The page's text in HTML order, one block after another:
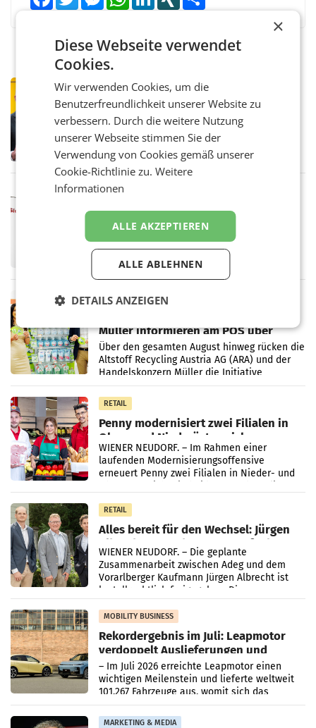
PRIMENEWS
Österreichische Post: Umsatzplus im
ersten Halbjahr trotz schwachem
Briefgeschäft
WIEN Die Österreichische Post AG hat im
von 1.544,0 Mio. EUR erwirtschaftet, was
einem Plus von 3,8 Prozent gegenüber dem
Vergleichszeitraum
MARKETING & MEDIA
ProSiebenSat.1 spart und macht
überraschend viel Gewinn
UNTERFÖHRING/MAILAND/AMSTERDAM. Der
Fernsehkonzern ProSiebenSat.1 hat im
Frühjahr dank Kostensenkungen operativ
wieder Gewinn gemacht und die
RETAIL
Müller informieren am POS über
Kreislauffähigkeit
Über den gesamten August hinweg rücken die
Altstoff Recycling Austria AG (ARA) und der
Handelskonzern Müller die Initiative
„Kreislauf-Helden“ in allen österreichischen
Müller-Filialen
RETAIL
Penny modernisiert zwei Filialen in
Ober- und Niederösterreich
WIENER NEUDORF. – Im Rahmen einer
laufenden Modernisierungsoffensive
erneuert Penny zwei Filialen in Nieder- und
RETAIL
Alles bereit für den Wechsel: Jürgen
Albrecht setzt ab 1.1.2027 auf Adeg
WIENER NEUDORF. – Die geplante
Zusammenarbeit zwischen Adeg und dem
Vorarlberger Kaufmann Jürgen Albrecht ist
kartellrechtlich freigegeben: Die
Bundeswettbewerbsbehörde und der
Bundeskartellanwalt
MOBILITY BUSINESS
Rekordergebnis im Juli: Leapmotor
verdoppelt Auslieferungen und
überschreitet die 100.000er-Marke
– Im Juli 2026 erreichte Leapmotor einen
wichtigen Meilenstein und lieferte weltweit
101.267 Fahrzeuge aus, womit sich das
Ergebnis gegenüber Juli 2025 mehr als
verdoppelte (+102
MARKETING & MEDIA
×
Diese Webseite verwendet
Cookies.
Wir verwenden Cookies, um die
Benutzerfreundlichkeit unserer Website zu
verbessern. Durch die weitere Nutzung
unserer Webseite stimmen Sie der
Verwendung von Cookies gemäß unserer
Cookie-Richtlinie zu.Weitere
Informationen
ALLE AKZEPTIEREN
ALLE ABLEHNEN
DETAILS ANZEIGEN